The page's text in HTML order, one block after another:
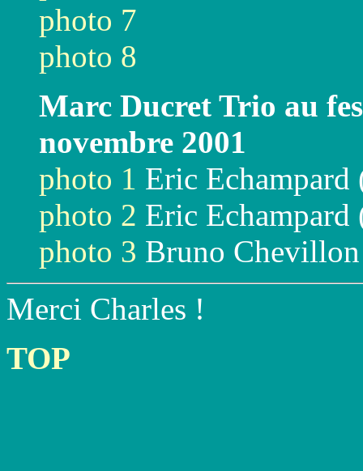
photo 7
photo 8
Marc Ducret Trio au
novembre 2001
photo 1 Eric Echampard
photo 2 Eric Echampard
photo 3 Bruno Chevillon
Merci Charles !
TOP